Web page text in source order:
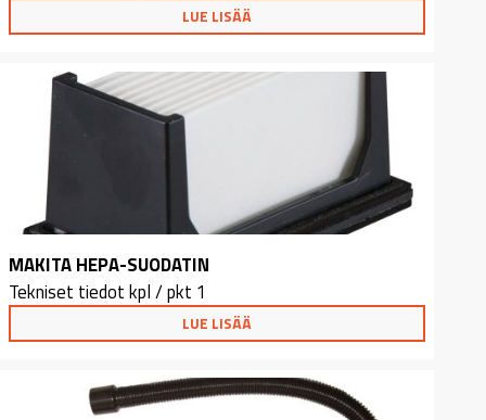
LUE LISÄÄ
MAKITA HEPA-SUODATIN
Tekniset tiedot kpl / pkt 1
LUE LISÄÄ